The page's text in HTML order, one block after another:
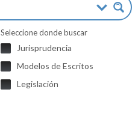
Seleccione donde buscar
Jurisprudencia
Modelos de Escritos
Legislación